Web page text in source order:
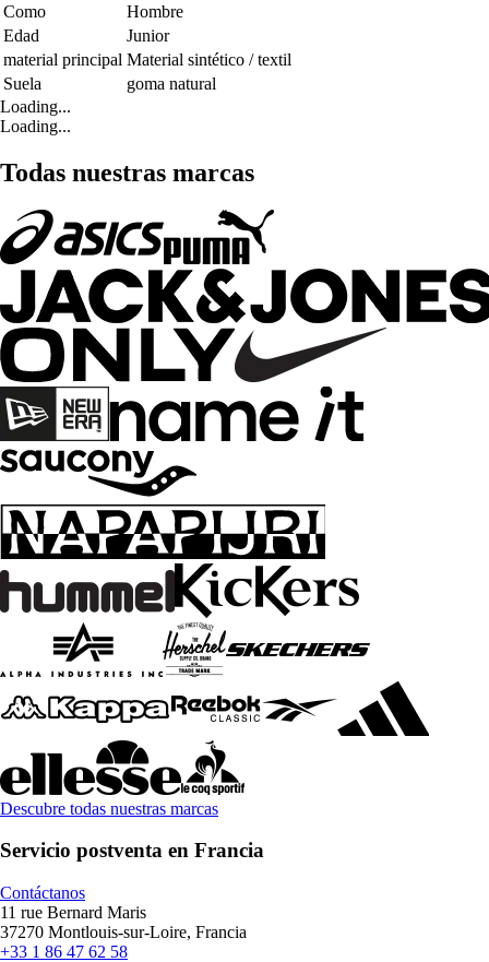
Como
Hombre
Edad
Junior
material principal Material sintético / textil
Suela
goma natural
Loading...
Loading...
Todas nuestras marcas
Descubre todas nuestras marcas
Servicio postventa en Francia
Contáctanos
11 rue Bernard Maris
37270 Montlouis-sur-Loire, Francia
+33 1 86 47 62 58